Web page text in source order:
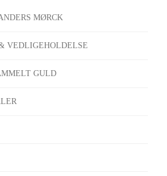
MØRCK
VEDLIGEHOLDELSE
GULD